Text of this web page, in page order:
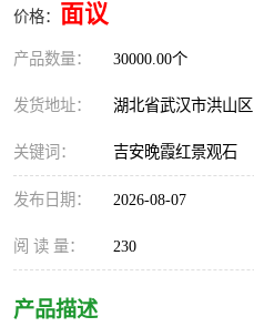
价格： 面议
产品数量： 30000.00个
发货地址： 湖北省武汉市洪山区
关键词： 吉安晚霞红景观石
发布日期： 2026-08-07
阅 读 量： 230
产品描述